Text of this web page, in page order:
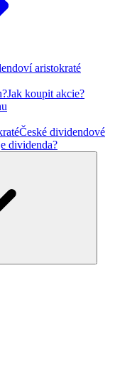
aristokraté
Jak koupit akcie?
České dividendové
dividenda?